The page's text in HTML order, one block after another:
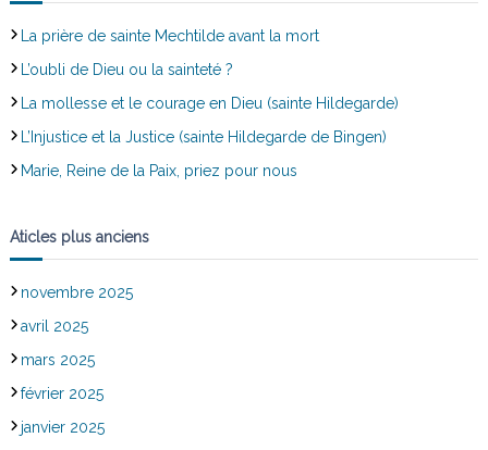
La prière de sainte Mechtilde avant la mort
L’oubli de Dieu ou la sainteté ?
La mollesse et le courage en Dieu (sainte Hildegarde)
L’Injustice et la Justice (sainte Hildegarde de Bingen)
Marie, Reine de la Paix, priez pour nous
Aticles plus anciens
novembre 2025
avril 2025
mars 2025
février 2025
janvier 2025